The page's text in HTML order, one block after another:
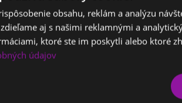
obsahu, reklám a analýzu
aj s našimi reklamnými a
ktoré ste im poskytli alebo ktoré
údajov